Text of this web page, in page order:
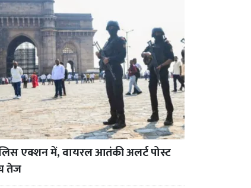
एक्शन में, वायरल आतंकी अलर्ट पोस्ट
तेज